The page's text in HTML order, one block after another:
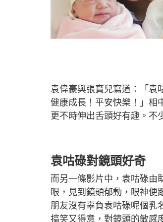
袁偉豪與張寶兒寫道：「袁
健康成長！平安快樂！」相
更不時伸出舌頭好有趣。不
袁咕碌對鏡頭好奇
而另一條影片中，袁咕碌由
眼，見到鏡頭郁動，眼神便
朋友沒有辜負袁咕碌呢個乳
搞笑又得意，對鏡頭的敏感